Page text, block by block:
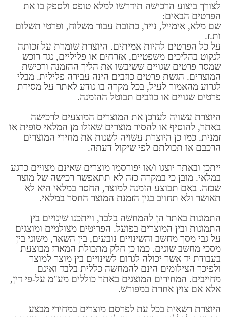
לצורך ביצוע הרכישה תידרשו למלא טופס ולספק בו את
הפרטים הבאים:
שם מלא, אימייל, נייד, כתובת עבור משלוח, ופרטי תשלום
ות.ז.
על כל הפרטים להיות אמיתים. היוצרת שומרת על זכותה
לנקוט בהליכים משפטיים, אזרחים או פליליים, נגד רוכש
שמסר פרטים שגויים ששיבשו את הליך ההזמנה ורכישת
המוצרים. הגשת פרטים כוזבים הינה עבירה פלילית. מבלי
לגרוע מהאמור לעיל, בכל מקרה בו נודע לאתר על מסירת
פרטים שגויים או כוזבים תבוטל ההזמנה.
היוצרת עשויה לעדכן את המוצרים המוצעים לרכישה
באתר, להוסיף או להסיר מוצרים שאזלו מן המלאי סופית או
זמנית. כמו כן היוצרת עשויה לשנות את מחירי המוצרים
הרכבם או תכולתם לפי שיקול דעתה.
ייתכן ובאתר יוצגו ו/או יפורסמו מוצרים שאינם מצויים כרגע
במלאי. מובן כי במקרה כזה לא תתאפשר רכישה של מוצר
שכזה. באם תבוצע הזמנה למוצר, החסר במלאי היא לא
תאושר ולא תחויב בגין הזמנת המוצר החסר במלאי.
התמונות באתר הן להמחשה בלבד, וייתכנו שינויים בין
התמונות ובין המוצרים בפועל. הפריטים מצולמים ומוצגים
על גבי מסך מחשב והשינויים נובעים, בין השאר, משוני בין
מסכי מחשב שונים. כמו כן חלק מתכולת המארז מבוצעת
בעבודת יד אשר יכולה לגרום לשינויים בין מוצר למוצר
ולפיכך הצילומים הינם להמחשה כללית בלבד ואינם
מחייבים. המחירים המוצגים באתר כוללים מע"מ על-פי דין,
אלא אם צוין אחרת במפורש.
היוצרת רשאית בכל עת לפרסם מוצרים במחירי מבצע